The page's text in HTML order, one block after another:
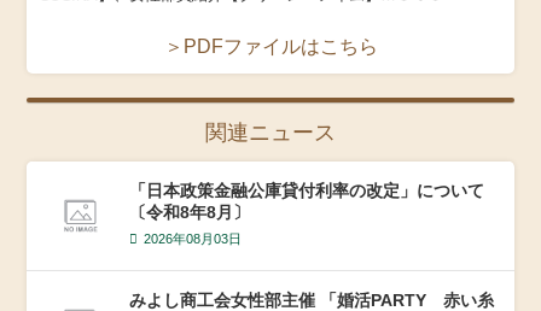
＞PDFファイルはこちら
関連ニュース
「日本政策金融公庫貸付利率の改定」について
〔令和8年8月〕
2026年08月03日
みよし商工会女性部主催 「婚活PARTY 赤い糸